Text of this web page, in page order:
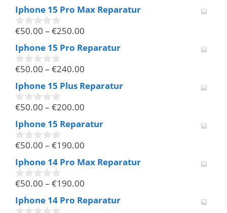
o
n
5
Iphone 15 Pro Max Reparatur
0
o
n
5
€50.00 – €250.00
Iphone 15 Pro Reparatur
0
o
n
5
€50.00 – €240.00
Iphone 15 Plus Reparatur
0
o
n
5
€50.00 – €200.00
Iphone 15 Reparatur
0
o
n
5
€50.00 – €190.00
Iphone 14 Pro Max Reparatur
0
o
€50.00 – €190.00
Iphone 14 Pro Reparatur